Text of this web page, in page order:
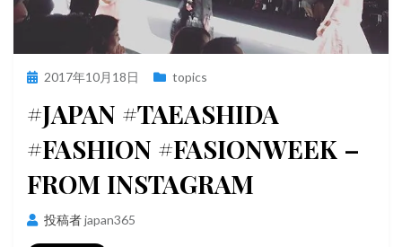
投
日:
2017年10月18日 topics
#JAPAN #TAEASHIDA
#FASHION #FASIONWEEK –
FROM INSTAGRAM
投稿者japan365